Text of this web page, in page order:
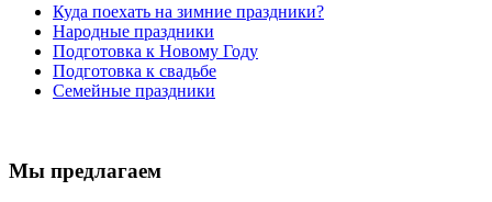
Куда поехать на зимние праздники?
Народные праздники
Подготовка к Новому Году
Подготовка к свадьбе
Семейные праздники
Мы предлагаем